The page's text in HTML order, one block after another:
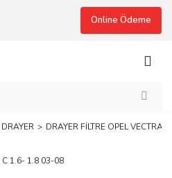
Online Ödeme
DRAYER DRAYER FİLTRE OPEL VECTRA